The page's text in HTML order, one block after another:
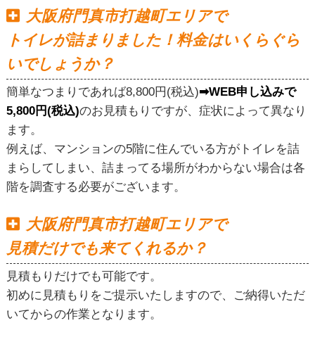
大阪府門真市打越町エリアで
トイレが詰まりました！料金はいくらぐら
いでしょうか？
簡単なつまりであれば8,800円(税込)➡WEB申し込みで
5,800円(税込)のお見積もりですが、症状によって異なり
ます。
例えば、マンションの5階に住んでいる方がトイレを詰
まらしてしまい、詰まってる場所がわからない場合は各
階を調査する必要がございます。
大阪府門真市打越町エリアで
見積だけでも来てくれるか？
見積もりだけでも可能です。
初めに見積もりをご提示いたしますので、ご納得いただ
いてからの作業となります。